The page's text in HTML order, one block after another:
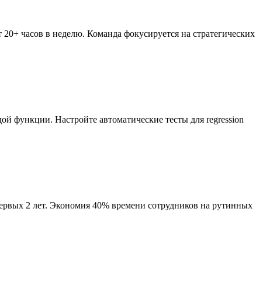
часов в неделю. Команда фокусируется на стратегических
функции. Настройте автоматические тесты для regression
2 лет. Экономия 40% времени сотрудников на рутинных